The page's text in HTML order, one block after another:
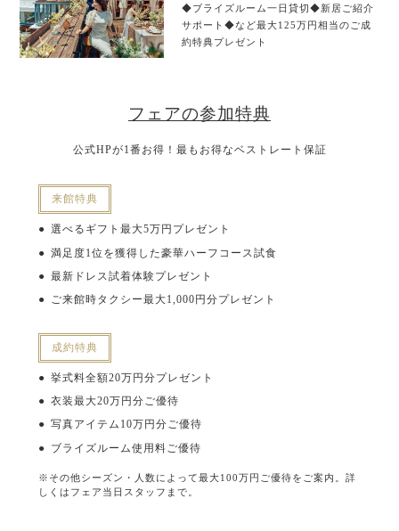
◆ブライズルーム一日貸切◆新居ご紹介
サポート◆など最大125万円相当のご成
約特典プレゼント
フェアの参加特典
公式HPが1番お得！最もお得なベストレート保証
来館特典
選べるギフト最大5万円プレゼント
満足度1位を獲得した豪華ハーフコース試食
最新ドレス試着体験プレゼント
ご来館時タクシー最大1,000円分プレゼント
成約特典
挙式料全額20万円分プレゼント
衣装最大20万円分ご優待
写真アイテム10万円分ご優待
ブライズルーム使用料ご優待
※その他シーズン・人数によって最大100万円ご優待をご案内。詳
しくはフェア当日スタッフまで。